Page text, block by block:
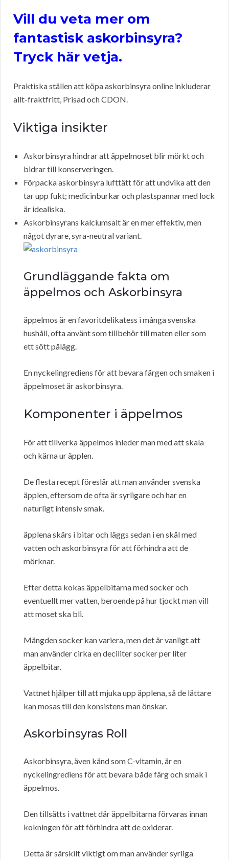
Vill du veta mer om
fantastisk askorbinsyra?
Tryck här vetja.
Praktiska ställen att köpa askorbinsyra online inkluderar
allt-fraktfritt, Prisad och CDON.
Viktiga insikter
Askorbinsyra hindrar att äppelmoset blir mörkt och
bidrar till konserveringen.
Förpacka askorbinsyra lufttätt för att undvika att den
tar upp fukt; medicinburkar och plastspannar med lock
är idealiska.
Askorbinsyrans kalciumsalt är en mer effektiv, men
något dyrare, syra-neutral variant.
Grundläggande fakta om
äppelmos och Askorbinsyra
äppelmos är en favoritdelikatess i många svenska
hushåll, ofta använt som tillbehör till maten eller som
ett sött pålägg.
En nyckelingrediens för att bevara färgen och smaken i
äppelmoset är askorbinsyra.
Komponenter i äppelmos
För att tillverka äppelmos inleder man med att skala
och kärna ur äpplen.
De flesta recept föreslår att man använder svenska
äpplen, eftersom de ofta är syrligare och har en
naturligt intensiv smak.
äpplena skärs i bitar och läggs sedan i en skål med
vatten och askorbinsyra för att förhindra att de
mörknar.
Efter detta kokas äppelbitarna med socker och
eventuellt mer vatten, beroende på hur tjockt man vill
att moset ska bli.
Mängden socker kan variera, men det är vanligt att
man använder cirka en deciliter socker per liter
äppelbitar.
Vattnet hjälper till att mjuka upp äpplena, så de lättare
kan mosas till den konsistens man önskar.
Askorbinsyras Roll
Askorbinsyra, även känd som C-vitamin, är en
nyckelingrediens för att bevara både färg och smak i
äppelmos.
Den tillsätts i vattnet där äppelbitarna förvaras innan
kokningen för att förhindra att de oxiderar.
Detta är särskilt viktigt om man använder syrliga